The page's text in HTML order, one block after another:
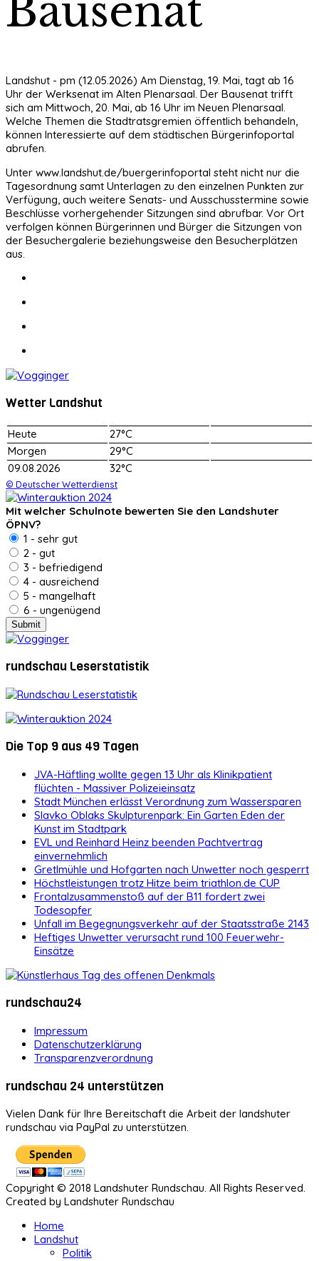
Bausenat
Landshut - pm (12.05.2026) Am Dienstag, 19. Mai, tagt ab 16
Uhr der Werksenat im Alten Plenarsaal. Der Bausenat trifft
sich am Mittwoch, 20. Mai, ab 16 Uhr im Neuen Plenarsaal.
Welche Themen die Stadtratsgremien öffentlich behandeln,
können Interessierte auf dem städtischen Bürgerinfoportal
abrufen.
Unter www.landshut.de/buergerinfoportal steht nicht nur die
Tagesordnung samt Unterlagen zu den einzelnen Punkten zur
Verfügung, auch weitere Senats- und Ausschusstermine sowie
Beschlüsse vorhergehender Sitzungen sind abrufbar. Vor Ort
verfolgen können Bürgerinnen und Bürger die Sitzungen von
der Besuchergalerie beziehungsweise den Besucherplätzen
aus.
Wetter Landshut
Heute
27°C
Morgen
29°C
09.08.2026
32°C
© Deutscher Wetterdienst
Mit welcher Schulnote bewerten Sie den Landshuter
ÖPNV?
1 - sehr gut
2 - gut
3 - befriedigend
4 - ausreichend
5 - mangelhaft
6 - ungenügend
rundschau Leserstatistik
Die Top 9 aus 49 Tagen
JVA-Häftling wollte gegen 13 Uhr als Klinikpatient
flüchten - Massiver Polizeieinsatz
Stadt München erlässt Verordnung zum Wassersparen
Slavko Oblaks Skulpturenpark: Ein Garten Eden der
Kunst im Stadtpark
EVL und Reinhard Heinz beenden Pachtvertrag
einvernehmlich
Gretlmühle und Hofgarten nach Unwetter noch gesperrt
Höchstleistungen trotz Hitze beim triathlon.de CUP
Frontalzusammenstoß auf der B11 fordert zwei
Todesopfer
Unfall im Begegnungsverkehr auf der Staatsstraße 2143
Heftiges Unwetter verursacht rund 100 Feuerwehr-
Einsätze
rundschau24
Impressum
Datenschutzerklärung
Transparenzverordnung
rundschau 24 unterstützen
Vielen Dank für Ihre Bereitschaft die Arbeit der landshuter
rundschau via PayPal zu unterstützen.
Copyright © 2018 Landshuter Rundschau. All Rights Reserved.
Created by Landshuter Rundschau
Home
Landshut
Politik